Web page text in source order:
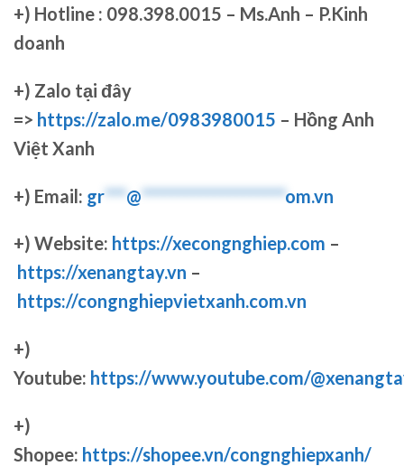
+) Hotline : 098.398.0015 – Ms.Anh – P.Kinh
doanh
+) Zalo tại đây
=> https://zalo.me/0983980015 – Hồng Anh
Việt Xanh
+) Email: gr***@********************om.vn
+) Website: https://xecongnghiep.com –
https://xenangtay.vn –
https://congnghiepvietxanh.com.vn
+)
Youtube: https://www.youtube.com/
+)
Shopee: https://shopee.vn/congnghiepxanh/